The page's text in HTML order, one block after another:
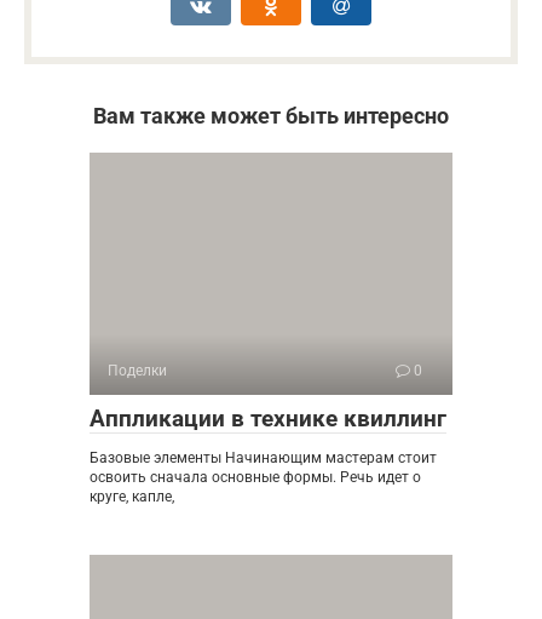
Вам также может быть интересно
Поделки 0
Аппликации в технике квиллинг
Базовые элементы Начинающим мастерам стоит
освоить сначала основные формы. Речь идет о
круге, капле,